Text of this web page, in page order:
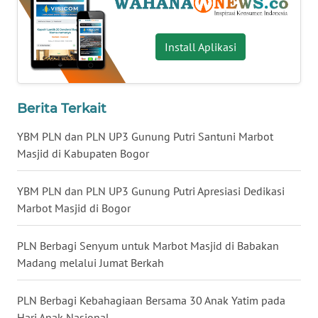
Install Aplikasi
Berita Terkait
YBM PLN dan PLN UP3 Gunung Putri Santuni Marbot
Masjid di Kabupaten Bogor
YBM PLN dan PLN UP3 Gunung Putri Apresiasi Dedikasi
Marbot Masjid di Bogor
PLN Berbagi Senyum untuk Marbot Masjid di Babakan
Madang melalui Jumat Berkah
PLN Berbagi Kebahagiaan Bersama 30 Anak Yatim pada
WN
SERAMBI
SULTRA
NTB
SULTENG
SULBAR